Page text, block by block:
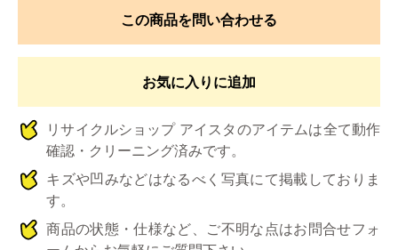
この商品を問い合わせる
お気に入りに追加
リサイクルショップ アイスタのアイテムは全て動作
確認・クリーニング済みです。
キズや凹みなどはなるべく写真にて掲載しておりま
す。
商品の状態・仕様など、ご不明な点はお問合せフォ